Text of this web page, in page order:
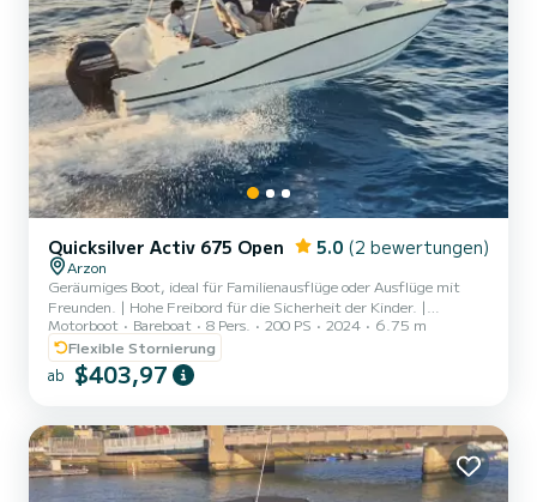
Quicksilver Activ 675 Open 5.0 (2 bewertungen)
Arzon
Geräumiges Boot, ideal für Familienausflüge oder Ausflüge mit
Freunden. | Hohe Freibord für die Sicherheit der Kinder. |
Ausgestattet mit einem 200 PS Motor, elektrischer Steuerung und
automatischem Trimm. | Kabine mit chemischer Toilette
ausgestattet. | Bimini-Verdeck für heiße Tage
Motorboot Bareboat 8 Pers. 200 PS 2024
6.75 m
Flexible Stornierung
ab $403,97